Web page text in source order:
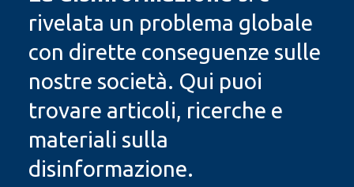
LOGIN
rivelata un problema globale
con dirette conseguenze sulle
nostre società. Qui puoi
trovare articoli, ricerche e
materiali sulla
disinformazione.